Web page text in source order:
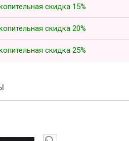
скидка 15%
скидка 20%
скидка 25%